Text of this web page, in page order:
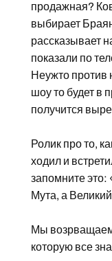
продажная?
выбирает
рассказывает
показали по
Неужто против
шоу то будет в
получится
Ролик про то,
ходил и
запомните это:
Мута, а
Мы
которую все